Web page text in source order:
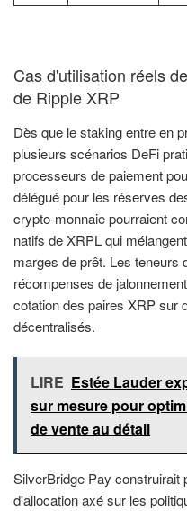
Cas d'utilisation réels
de Ripple XRP
Dès que le staking entre en
plusieurs scénarios DeFi
processeurs de paiement
délégué pour les réserves
crypto-monnaie pourraient
natifs de XRPL qui
marges de prêt. Les teneurs
récompenses de
cotation des paires XRP sur
décentralisés.
LIRE Estée Lauder
sur mesure pour
de vente au détail
SilverBridge Pay construirait
d'allocation axé sur les